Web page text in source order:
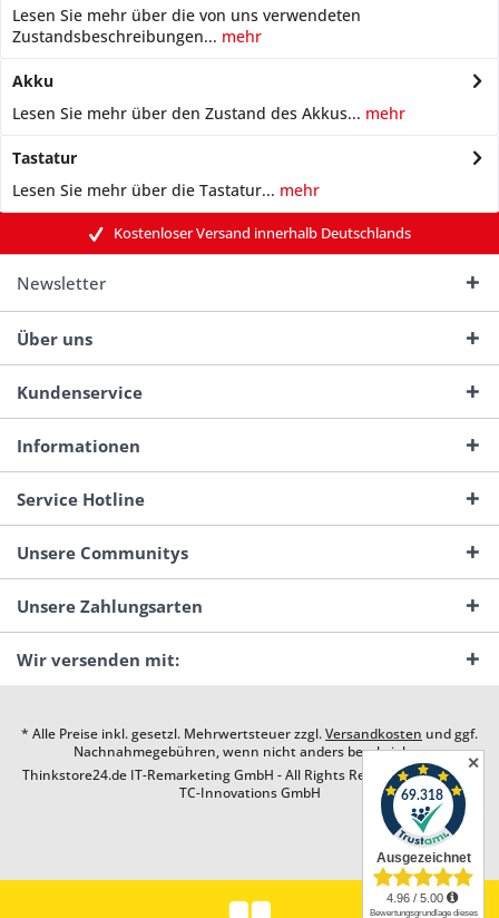
Lesen Sie mehr über die von uns verwendeten
Zustandsbeschreibungen... mehr
Akku
Lesen Sie mehr über den Zustand des Akkus... mehr
Tastatur
Lesen Sie mehr über die Tastatur... mehr
Kostenloser Versand innerhalb Deutschlands
Newsletter
Über uns
Kundenservice
Informationen
Service Hotline
Unsere Communitys
Unsere Zahlungsarten
Wir versenden mit:
* Alle Preise inkl. gesetzl. Mehrwertsteuer zzgl.Versandkosten und ggf.
Nachnahmegebühren, wenn nicht anders beschrieben
Thinkstore24.de IT-Remarketing GmbH - All Rights Reserved. Design by
TC-Innovations GmbH
✕